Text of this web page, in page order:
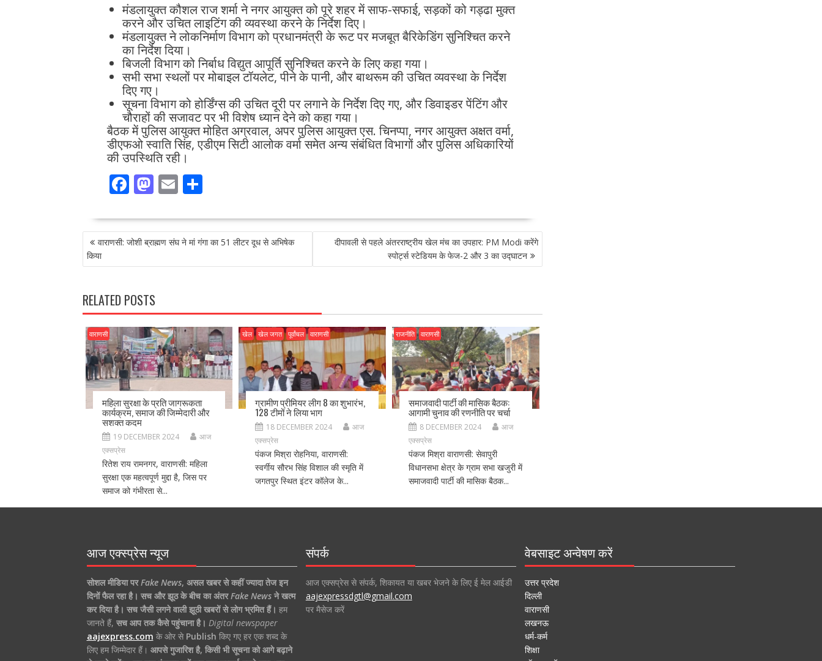
मंडलायुक्त कौशल राज शर्मा ने नगर आयुक्त को पूरे शहर में साफ-सफाई, सड़कों को गड्ढा मुक्त
करने और उचित लाइटिंग की व्यवस्था करने के निर्देश दिए।
मंडलायुक्त ने लोकनिर्माण विभाग को प्रधानमंत्री के रूट पर मजबूत बैरिकेडिंग सुनिश्चित करने
का निर्देश दिया।
बिजली विभाग को निर्बाध विद्युत आपूर्ति सुनिश्चित करने के लिए कहा गया।
सभी सभा स्थलों पर मोबाइल टॉयलेट, पीने के पानी, और बाथरूम की उचित व्यवस्था के निर्देश
दिए गए।
सूचना विभाग को होर्डिंग्स की उचित दूरी पर लगाने के निर्देश दिए गए, और डिवाइडर पेंटिंग और
चौराहों की सजावट पर भी विशेष ध्यान देने को कहा गया।
बैठक में पुलिस आयुक्त मोहित अग्रवाल, अपर पुलिस आयुक्त एस. चिनप्पा, नगर आयुक्त अक्षत वर्मा,
डीएफओ स्वाति सिंह, एडीएम सिटी आलोक वर्मा समेत अन्य संबंधित विभागों और पुलिस अधिकारियों
की उपस्थिति रही।
F
ac
e
b
o
k
M
as
to
d
o
E
m
ai
l
S
ar
e
POST
NAVIGATION
वाराणसी: जोशी ब्राह्मण संघ ने मां गंगा का 51 लीटर दूध से अभिषेक
किया
दीपावली से पहले अंतरराष्ट्रीय खेल मंच का उपहार: PM Modi करेंगे
स्पोर्ट्स स्टेडियम के फेज-2 और 3 का उद्घाटन
RELATED POSTS
वाराणसी
महिला सुरक्षा के प्रति जागरूकता
कार्यक्रम, समाज की जिम्मेदारी और
सशक्त कदम
19 DECEMBER 2024
आज
एक्सप्रेस
रितेश राय रामनगर, वाराणसी: महिला
सुरक्षा एक महत्वपूर्ण मुद्दा है, जिस पर
समाज को गंभीरता से...
खेल खेल जगत पूर्वांचल वाराणसी
ग्रामीण प्रीमियर लीग 8 का शुभारंभ,
128 टीमों ने लिया भाग
18 DECEMBER 2024
आज
एक्सप्रेस
पंकज मिश्रा रोहनिया, वाराणसी:
स्वर्गीय सौरभ सिंह विशाल की स्मृति में
जगतपुर स्थित इंटर कॉलेज के...
राजनीति वाराणसी
समाजवादी पार्टी की मासिक बैठक:
आगामी चुनाव की रणनीति पर चर्चा
8 DECEMBER 2024
आज
एक्सप्रेस
पंकज मिश्रा वाराणसी: सेवापुरी
विधानसभा क्षेत्र के ग्राम सभा खजुरी में
समाजवादी पार्टी की मासिक बैठक...
आज एक्स्प्रेस न्यूज
सोशल मीडिया परFake News, असल खबर से कहीं ज्यादा तेज इन
दिनों फैल रहा है। सच और झूठ के बीच का अंतरFake Newsने खत्म
कर दिया है। सच जैसी लगने वाली झूठी खबरों से लोग भ्रमित हैं। हम
जानते हैं, सच आप तक कैसे पहुंचाना है। Digital newspaper
aajexpress.com के ओर से Publish किए गए हर एक शब्द के
लिए हम जिम्मेदार हैं। आपसे गुजारिश है, किसी भी सूचना को आगे बढ़ाने
संपर्क
आज एक्सप्रेस से संपर्क, शिकायत या खबर भेजने के लिए ई मेल आईडी
aajexpressdgtl@gmail.com
पर मैसेज करें
वेबसाइट अन्वेषण करें
उत्तर प्रदेश
दिल्ली
वाराणसी
लखनऊ
धर्म-कर्म
शिक्षा